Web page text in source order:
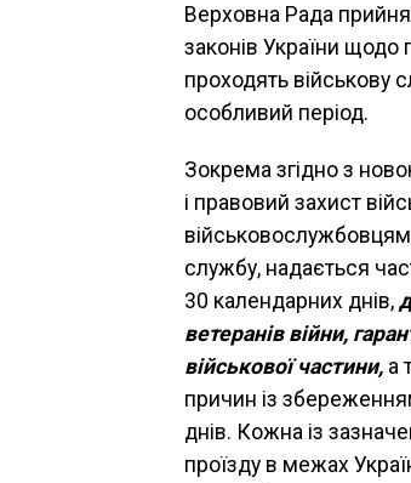
Верховна Рада
законів України щодо
проходять військову
особливий період.
Зокрема згідно з
і правовий захист
службу, надається
30 календарних днів,
ветеранів війни,
військової частини, а
причин із
днів. Кожна із
проїзду в межах